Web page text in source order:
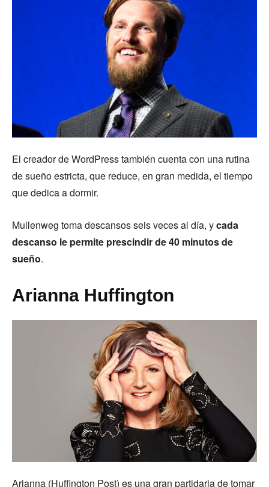
El creador de WordPress también cuenta con una rutina
de sueño estricta, que reduce, en gran medida, el tiempo
que dedica a dormir.
Mullenweg toma descansos seis veces al día, ycada
descanso le permite prescindir de 40 minutos de
sueño.
Arianna Huffington
Arianna (Huffington Post) es una gran partidaria de tomar